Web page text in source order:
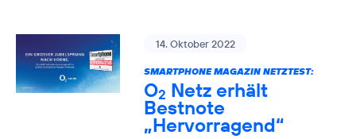
14. Oktober 2022
SMARTPHONE MAGAZIN NETZTEST:
O2 Netz erhält
Bestnote
„Hervorragend“